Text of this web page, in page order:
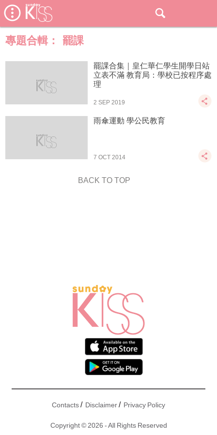
專題合輯： 罷課
罷課合集｜皇仁華仁學生開學日站
立表不滿 教育局：學校已按程序處
理
2 SEP 2019
雨傘運動 學公民教育
7 OCT 2014
BACK TO TOP
Contacts/ Disclaimer/ Privacy Policy
Copyright © 2026 - All Rights Reserved